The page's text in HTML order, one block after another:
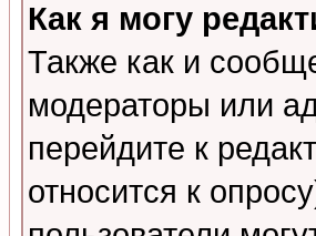
Как я могу
Также как и
модераторы или
перейдите к
относится к